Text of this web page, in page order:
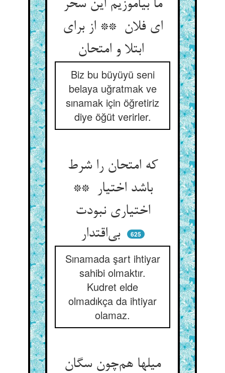
ما بیاموزیم این سحر
ای فلان ** از برای
ابتلا و امتحان
Biz bu büyüyü seni
belaya uğratmak ve
sınamak için öğretiriz
diye öğüt verirler.
که امتحان را شرط
باشد اختیار **
اختیاری نبودت
بی‌اقتدار
625
Sınamada şart ihtiyar
sahibi olmaktır.
Kudret elde
olmadıkça da ihtiyar
olamaz.
میلها هم‌چون سگان